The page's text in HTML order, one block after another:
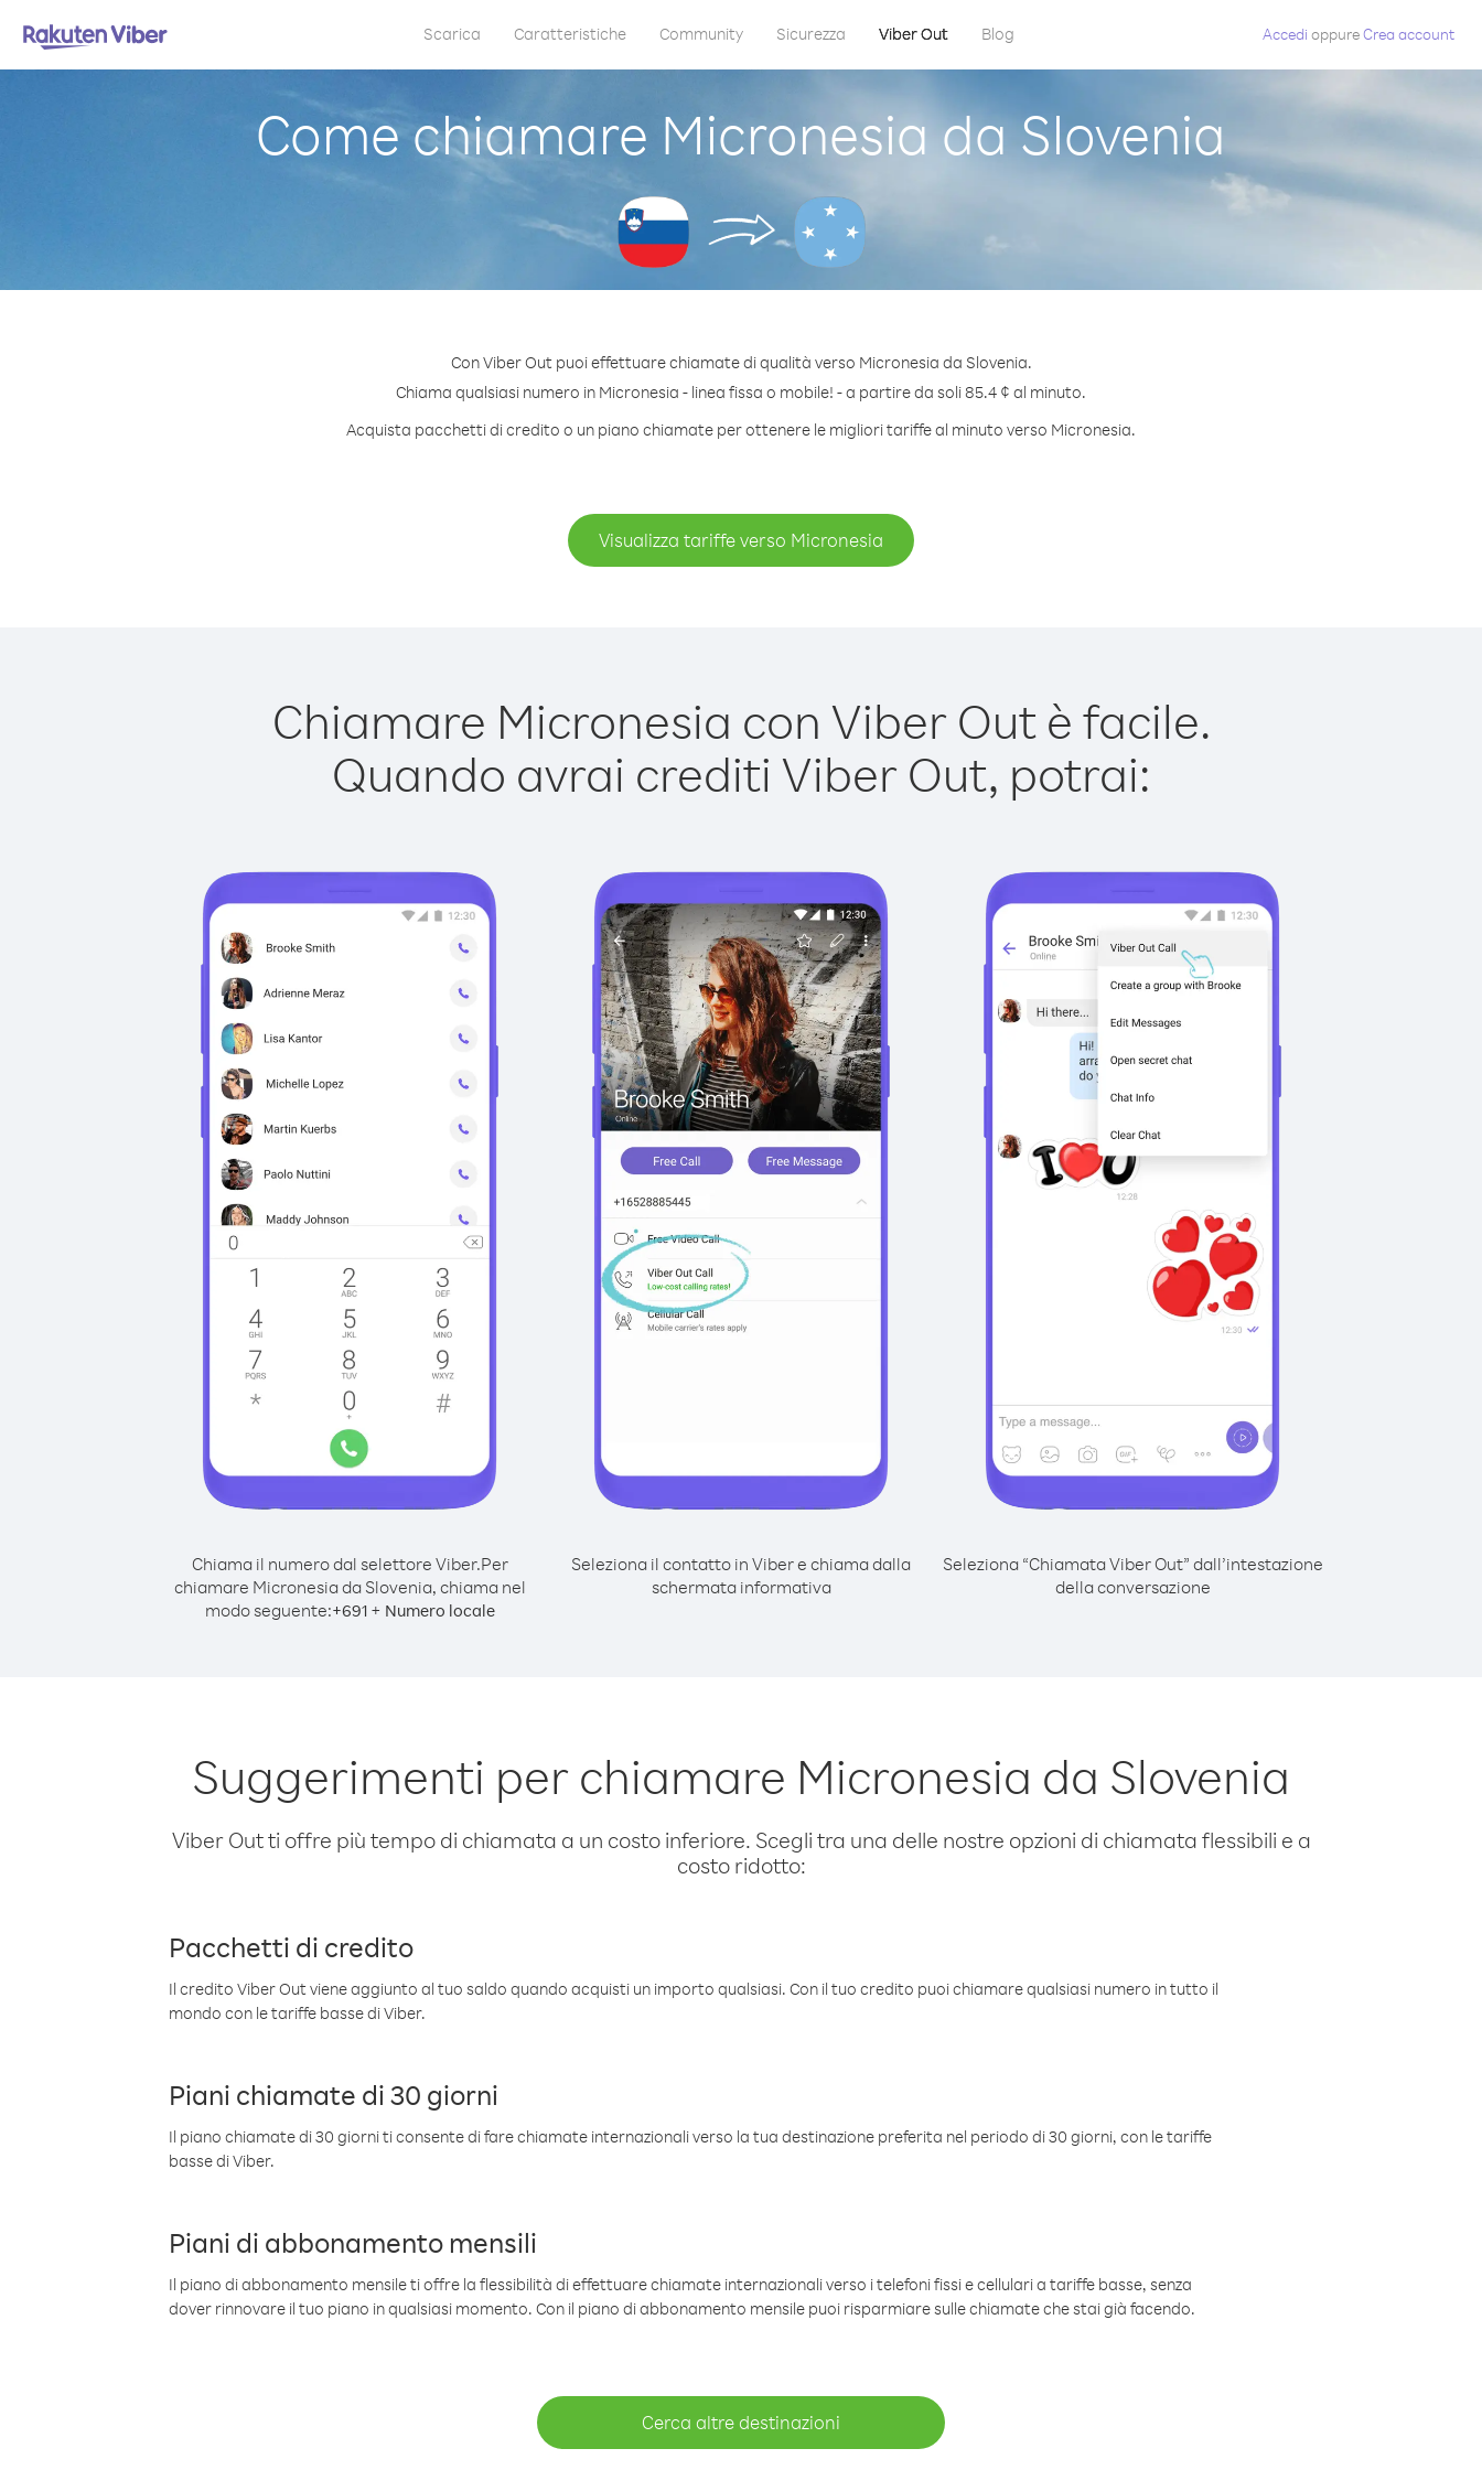
Scarica Caratteristiche Community Sicurezza Viber Out Blog Accedi oppureCrea account
Come chiamare Micronesia da Slovenia
Con Viber Out puoi effettuare chiamate di qualità verso Micronesia da Slovenia.
Chiama qualsiasi numero in Micronesia - linea fissa o mobile! - a partire da soli 85.4 ¢ al minuto.
Acquista pacchetti di credito o un piano chiamate per ottenere le migliori tariffe al minuto verso Micronesia.
Visualizza tariffe verso Micronesia
Chiamare Micronesia con Viber Out è facile.
Quando avrai crediti Viber Out, potrai:
Chiama il numero dal selettore Viber.Per
chiamare Micronesia da Slovenia, chiama nel
modo seguente:+691+ Numero locale
Seleziona il contatto in Viber e chiama dalla
schermata informativa
Seleziona “Chiamata Viber Out” dall’intestazione
della conversazione
Suggerimenti per chiamare Micronesia da Slovenia
Viber Out ti offre più tempo di chiamata a un costo inferiore. Scegli tra una delle nostre opzioni di chiamata flessibili e a
costo ridotto:
Pacchetti di credito
Il credito Viber Out viene aggiunto al tuo saldo quando acquisti un importo qualsiasi. Con il tuo credito puoi chiamare qualsiasi numero in tutto il
mondo con le tariffe basse di Viber.
Piani chiamate di 30 giorni
Il piano chiamate di 30 giorni ti consente di fare chiamate internazionali verso la tua destinazione preferita nel periodo di 30 giorni, con le tariffe
basse di Viber.
Piani di abbonamento mensili
Il piano di abbonamento mensile ti offre la flessibilità di effettuare chiamate internazionali verso i telefoni fissi e cellulari a tariffe basse, senza
dover rinnovare il tuo piano in qualsiasi momento. Con il piano di abbonamento mensile puoi risparmiare sulle chiamate che stai già facendo.
Cerca altre destinazioni